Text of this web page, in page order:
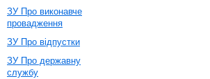
ЗУ Про виконавче
провадження
ЗУ Про відпустки
ЗУ Про державну
службу